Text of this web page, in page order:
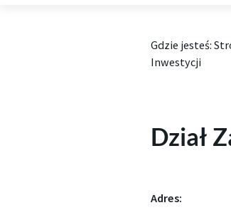
Gdzie jesteś:
Inwestycji
Dział
Adres: